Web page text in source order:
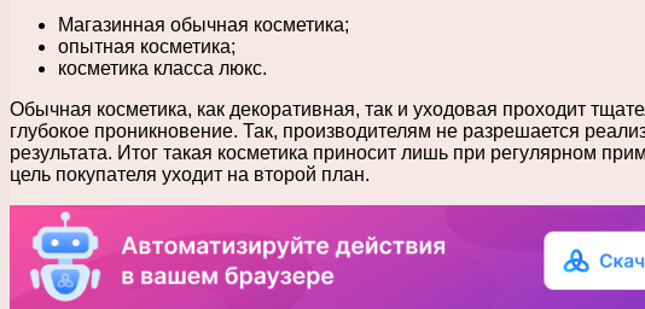
Магазинная обычная косметика;
опытная косметика;
косметика класса люкс.
Обычная косметика, как декоративная, так и уходовая проходит
глубокое проникновение. Так, производителям не разрешается
результата. Итог такая косметика приносит лишь при регулярном
цель покупателя уходит на второй план.